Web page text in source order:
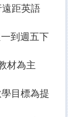
距英語
到週五下
材為主
目標為提